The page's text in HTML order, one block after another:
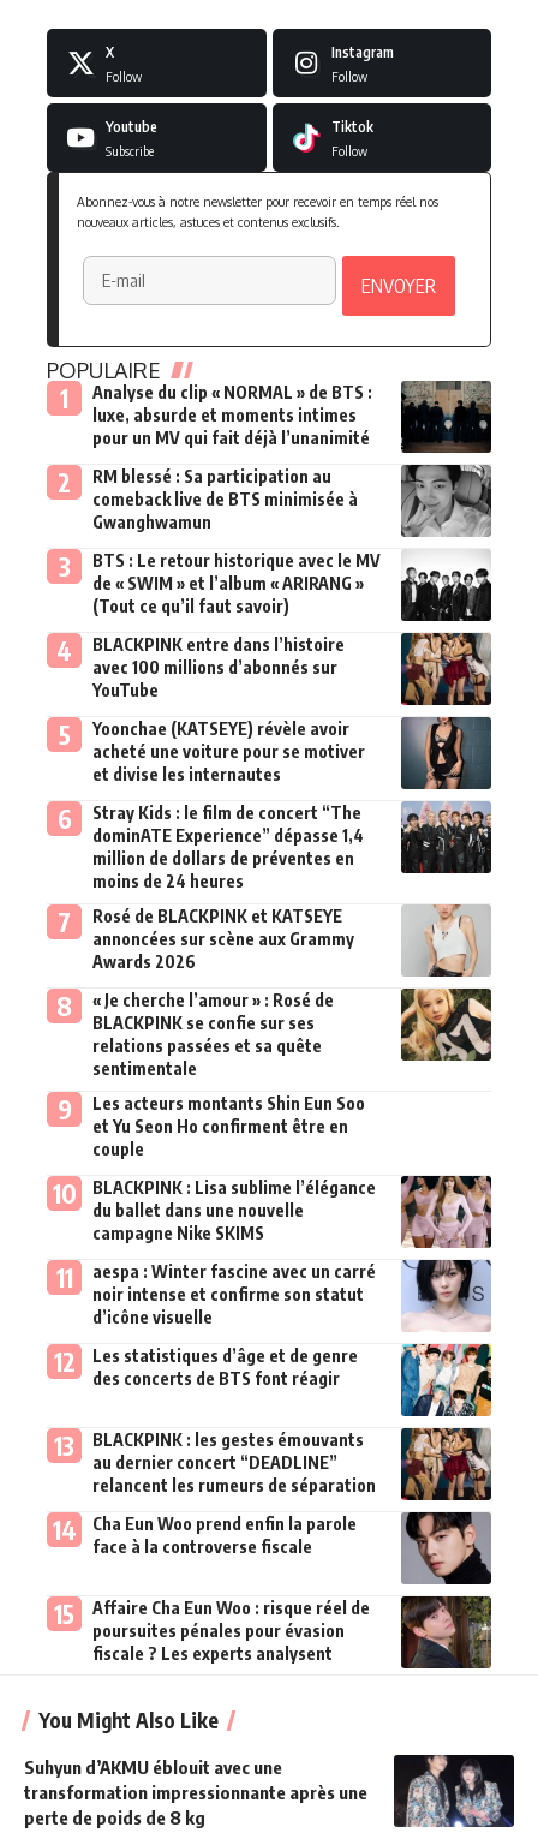
X
Follow
Instagram
Follow
Youtube
Subscribe
Tiktok
Follow
Abonnez-vous à notre newsletter pour recevoir en temps réel nos
nouveaux articles, astuces et contenus exclusifs.
POPULAIRE
Analyse du clip « NORMAL » de BTS :
luxe, absurde et moments intimes
pour un MV qui fait déjà l’unanimité
RM blessé : Sa participation au
comeback live de BTS minimisée à
Gwanghwamun
BTS : Le retour historique avec le MV
de « SWIM » et l’album « ARIRANG »
(Tout ce qu’il faut savoir)
BLACKPINK entre dans l’histoire
avec 100 millions d’abonnés sur
YouTube
Yoonchae (KATSEYE) révèle avoir
acheté une voiture pour se motiver
et divise les internautes
Stray Kids : le film de concert “The
dominATE Experience” dépasse 1,4
million de dollars de préventes en
moins de 24 heures
Rosé de BLACKPINK et KATSEYE
annoncées sur scène aux Grammy
Awards 2026
« Je cherche l’amour » : Rosé de
BLACKPINK se confie sur ses
relations passées et sa quête
sentimentale
Les acteurs montants Shin Eun Soo
et Yu Seon Ho confirment être en
couple
BLACKPINK : Lisa sublime l’élégance
du ballet dans une nouvelle
campagne Nike SKIMS
aespa : Winter fascine avec un carré
noir intense et confirme son statut
d’icône visuelle
Les statistiques d’âge et de genre
des concerts de BTS font réagir
BLACKPINK : les gestes émouvants
au dernier concert “DEADLINE”
relancent les rumeurs de séparation
Cha Eun Woo prend enfin la parole
face à la controverse fiscale
Affaire Cha Eun Woo : risque réel de
poursuites pénales pour évasion
fiscale ? Les experts analysent
You Might Also Like
Suhyun d’AKMU éblouit avec une
transformation impressionnante après une
perte de poids de 8 kg